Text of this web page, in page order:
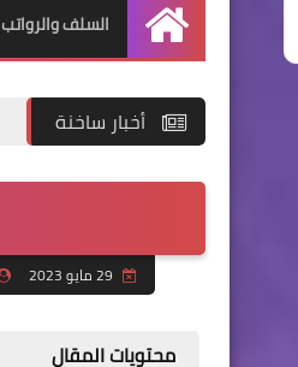
الرئيسية
السلف والرواتب
أخبار ساخنة
محتويات المقال